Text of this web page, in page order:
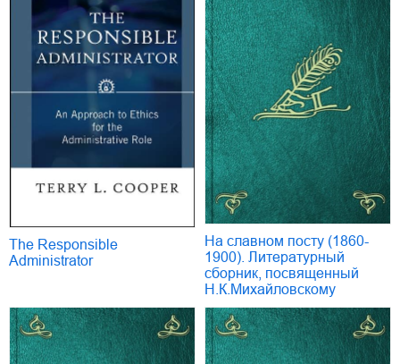
The Responsible
Administrator
На славном посту (1860-
1900). Литературный
сборник, посвященный
Н.К.Михайловскому